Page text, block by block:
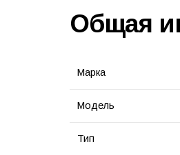
Общая
Марка
Модель
Тип